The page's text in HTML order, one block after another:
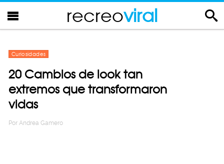
recreoviral
Curiosidades
20 Cambios de look tan
extremos que transformaron
vidas
Por Andrea Gamero